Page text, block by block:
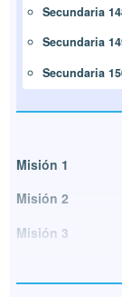
Secundaria
Secundaria
Secundaria
Misión 1
Misión 2
Misión 3